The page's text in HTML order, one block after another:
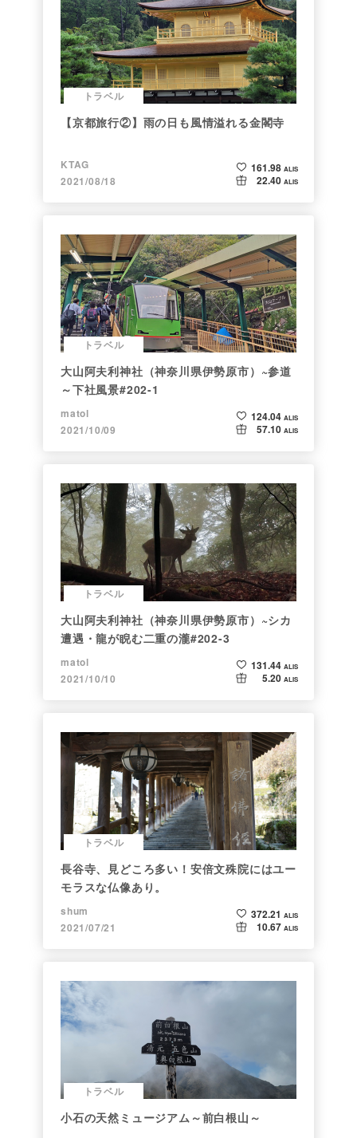
トラベル
【京都旅行②】雨の日も風情溢れる金閣寺
KTAG
2021/08/18
161.98 ALIS
22.40 ALIS
トラベル
大山阿夫利神社（神奈川県伊勢原市）~参道
～下社風景#202-1
matol
2021/10/09
124.04 ALIS
57.10 ALIS
トラベル
大山阿夫利神社（神奈川県伊勢原市）~シカ
遭遇・龍が睨む二重の瀧#202-3
matol
2021/10/10
131.44 ALIS
5.20 ALIS
トラベル
長谷寺、見どころ多い！安倍文殊院にはユー
モラスな仏像あり。
shum
2021/07/21
372.21 ALIS
10.67 ALIS
トラベル
小石の天然ミュージアム～前白根山～